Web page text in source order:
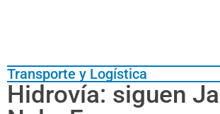
Transporte y Logística
Hidrovía: siguen